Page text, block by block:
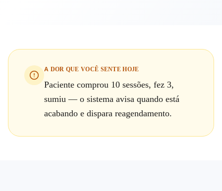
A DOR QUE VOCÊ SENTE HOJE
Paciente comprou 10 sessões, fez 3,
sumiu — o sistema avisa quando está
acabando e dispara reagendamento.